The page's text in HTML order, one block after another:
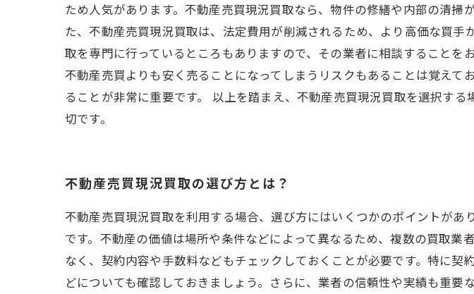
ため人気があります。不動産売買現況買取なら、物件の修繕や内部の清
た、不動産売買現況買取は、法定費用が削減されるため、より高価な買
取を専門に行っているところもありますので、その業者に相談すること
不動産売買よりも安く売ることになってしまうリスクもあることは覚え
ることが非常に重要です。 以上を踏まえ、不動産売買現況買取を選択す
切です。
不動産売買現況買取の選び方とは？
不動産売買現況買取を利用する場合、選び方にはいくつかのポイントが
です。不動産の価値は場所や条件などによって異なるため、複数の買取
なく、契約内容や手数料などもチェックしておくことが必要です。特に
どについても確認しておきましょう。さらに、業者の信頼性や実績も重